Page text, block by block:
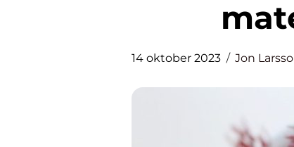
14 oktober 2023 Jon